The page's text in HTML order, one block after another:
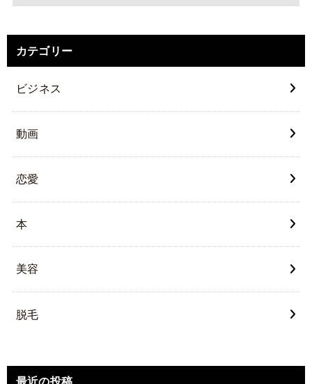
カテゴリー
ビジネス
動画
恋愛
本
美容
脱毛
最近の投稿